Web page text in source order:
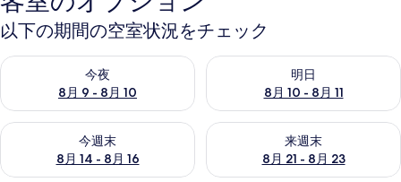
以下の期間の空室状況をチェック
今夜
8月 9 - 8月 10
今夜 8月 9 - 8月 10 の空室状況をチェック
明日
8月 10 - 8月 11
明日 8月 10 - 8月 11 の空室状
今週末
8月 14 - 8月 16
今週末 8月 14 - 8月 16 の空室状況をチェック
来週末
8月 21 - 8月 23
来週末 8月 21 - 8月 23 の空室